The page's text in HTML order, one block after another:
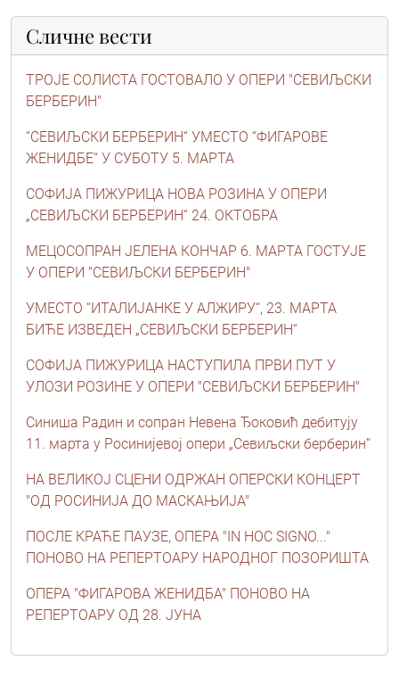
Сличне вести
ТРОЈЕ СОЛИСТА ГОСТОВАЛО У ОПЕРИ "СЕВИЉСКИ
БЕРБЕРИН"
“СЕВИЉСКИ БЕРБЕРИН“ УМЕСТО “ФИГАРОВЕ
ЖЕНИДБЕ“ У СУБОТУ 5. МАРТА
СОФИЈА ПИЖУРИЦА НОВА РОЗИНА У ОПЕРИ
„СЕВИЉСКИ БЕРБЕРИН“ 24. ОКТОБРА
МЕЦОСОПРАН ЈЕЛЕНА КОНЧАР 6. МАРТА ГОСТУЈЕ
У ОПЕРИ "СЕВИЉСКИ БЕРБЕРИН"
УМЕСТО “ИТАЛИЈАНКЕ У АЛЖИРУ“, 23. МАРТА
БИЋЕ ИЗВЕДЕН „СЕВИЉСКИ БЕРБЕРИН“
СОФИЈА ПИЖУРИЦА НАСТУПИЛА ПРВИ ПУТ У
УЛОЗИ РОЗИНЕ У ОПЕРИ "СЕВИЉСКИ БЕРБЕРИН"
Синиша Радин и сопран Невена Ђоковић дебитују
11. марта у Росинијевој опери „Севиљски берберин“
НА ВЕЛИКОЈ СЦЕНИ ОДРЖАН ОПЕРСКИ КОНЦЕРТ
"ОД РОСИНИЈА ДО МАСКАЊИЈА"
ПОСЛЕ КРАЋЕ ПАУЗЕ, ОПЕРА "IN HOC SIGNO..."
ПОНОВО НА РЕПЕРТОАРУ НАРОДНОГ ПОЗОРИШТА
ОПЕРА "ФИГАРОВА ЖЕНИДБА" ПОНОВО НА
РЕПЕРТОАРУ ОД 28. ЈУНА